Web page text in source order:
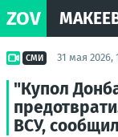
ZOV
СМИ 31 мая 2026,
"Купол
ВСУ,